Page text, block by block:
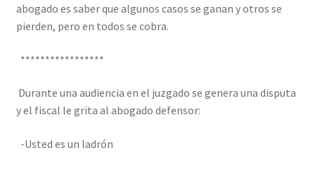
Ayuda al Cliente
abogado es saber que algunos casos se ganan y otros se
pierden, pero en todos se cobra.
*****************
Durante una audiencia en el juzgado se genera una disputa
y el fiscal le grita al abogado defensor:
-Usted es un ladrón